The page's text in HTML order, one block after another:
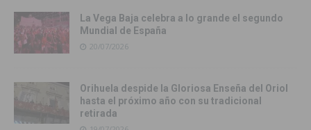
La Vega Baja celebra a lo grande el segundo
Mundial de España
20/07/2026
Orihuela despide la Gloriosa Enseña del Oriol
hasta el próximo año con su tradicional
retirada